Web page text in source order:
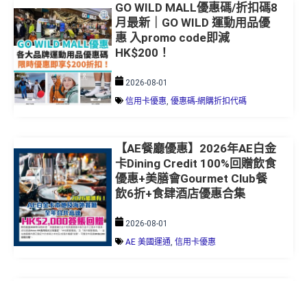
GO WILD MALL優惠碼/折扣碼8
月最新｜GO WILD 運動用品優
惠 入promo code即減
HK$200！
2026-08-01
信用卡優惠, 優惠碼-網購折扣代碼
【AE餐廳優惠】2026年AE白金
卡Dining Credit 100%回贈飲食
優惠+美膳會Gourmet Club餐
飲6折+食肆酒店優惠合集
2026-08-01
AE 美國運通 信用卡優惠